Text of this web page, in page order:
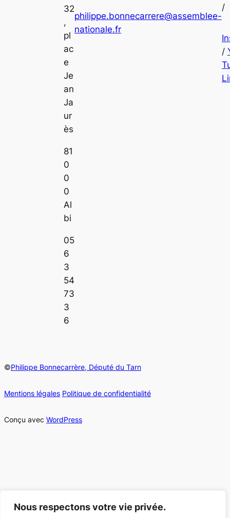
Nous respectons votre vie privée.
32
,
pl
ac
e
Je
an
Ja
ur
ès
81
0
0
0
Al
bi
05
6
3
54
73
3
6
philippe.bonnecarrere@assemblee-
nationale.fr
/
/
©Philippe Bonnecarrère, Député du Tarn
Mentions légales Politique de confidentialité
Conçu avec WordPress